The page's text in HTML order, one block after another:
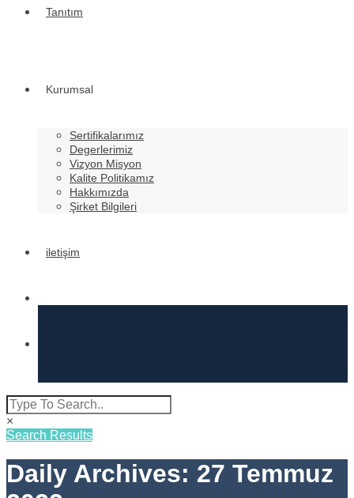
Tanıtım
Kurumsal
Sertifikalarımız
Degerlerimiz
Vizyon Misyon
Kalite Politikamız
Hakkımızda
Şirket Bilgileri
iletişim
×
Search Results
Daily Archives: 27 Temmuz